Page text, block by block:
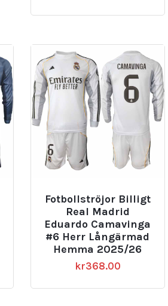
Fotbollströjor Billigt
Real Madrid
Eduardo Camavinga
#6 Herr Långärmad
Hemma 2025/26
kr368.00